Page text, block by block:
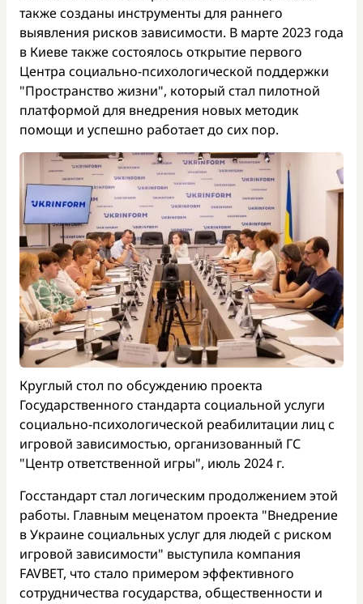
также созданы инструменты для раннего
выявления рисков зависимости. В марте 2023 года
в Киеве также состоялось открытие первого
Центра социально-психологической поддержки
"Пространство жизни", который стал пилотной
платформой для внедрения новых методик
помощи и успешно работает до сих пор.
Круглый стол по обсуждению проекта
Государственного стандарта социальной услуги
социально-психологической реабилитации лиц с
игровой зависимостью, организованный ГС
"Центр ответственной игры", июль 2024 г.
Госстандарт стал логическим продолжением этой
работы. Главным меценатом проекта "Внедрение
в Украине социальных услуг для людей с риском
игровой зависимости" выступила компания
FAVBET, что стало примером эффективного
сотрудничества государства, общественности и